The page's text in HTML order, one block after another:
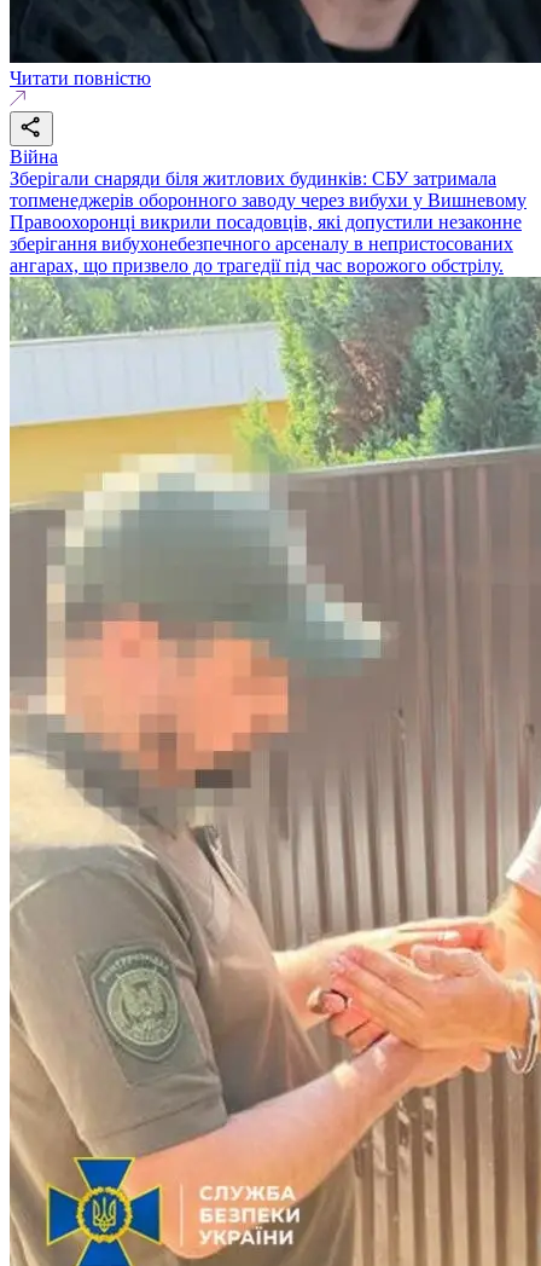
Читати повністю
Війна
Зберігали снаряди біля житлових будинків: СБУ затримала
топменеджерів оборонного заводу через вибухи у Вишневому
Правоохоронці викрили посадовців, які допустили незаконне
зберігання вибухонебезпечного арсеналу в непристосованих
ангарах, що призвело до трагедії під час ворожого обстрілу.